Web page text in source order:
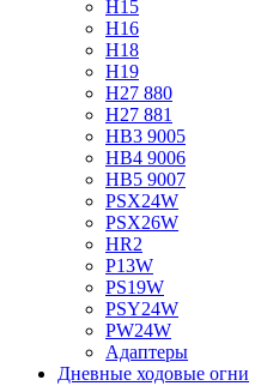
H15
H16
H18
H19
H27 880
H27 881
HB3 9005
HB4 9006
HB5 9007
PSX24W
PSX26W
HR2
P13W
PS19W
PSY24W
PW24W
Адаптеры
Дневные ходовые огни